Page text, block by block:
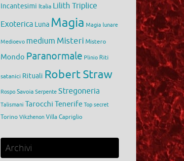
Incantesimi Italia Lilith Triplice
Exoterica Luna Magia Magia lunare
Medioevo medium Misteri Mistero
Mondo Paranormale Plinio Riti
satanici Rituali Robert Straw
Rospo Savoia Serpente Stregoneria
Talismani Tarocchi Tenerife Top secret
Torino Vikzhenon Villa Capriglio
Archivi